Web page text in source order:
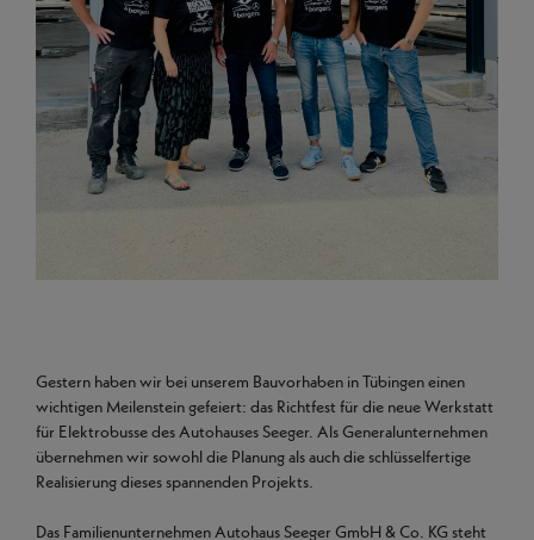
Gestern haben wir bei unserem Bauvorhaben in Tübingen einen
wichtigen Meilenstein gefeiert: das Richtfest für die neue Werkstatt
für Elektrobusse des Autohauses Seeger. Als Generalunternehmen
übernehmen wir sowohl die Planung als auch die schlüsselfertige
Realisierung dieses spannenden Projekts.
Das Familienunternehmen Autohaus Seeger GmbH & Co. KG steht